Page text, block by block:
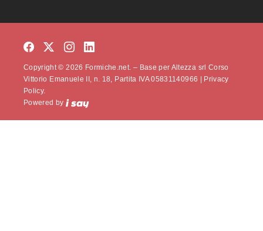
Copyright © 2026 Formiche.net. – Base per Altezza srl Corso
Vittorio Emanuele II, n. 18, Partita IVA 05831140966 |
Privacy
Policy.
Powered by